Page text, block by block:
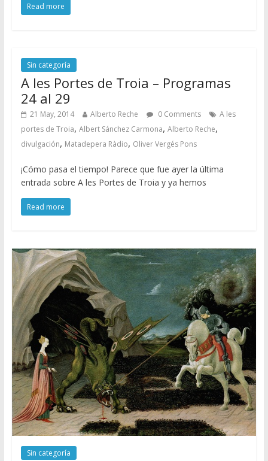
Read more
Sin categoría
A les Portes de Troia – Programas
24 al 29
21 May, 2014 Alberto Reche 0 Comments
A les
portes de Troia, Albert Sánchez Carmona, Alberto Reche,
divulgación, Matadepera Ràdio, Oliver Vergés Pons
¡Cómo pasa el tiempo! Parece que fue ayer la última
entrada sobre A les Portes de Troia y ya hemos
Read more
Sin categoría